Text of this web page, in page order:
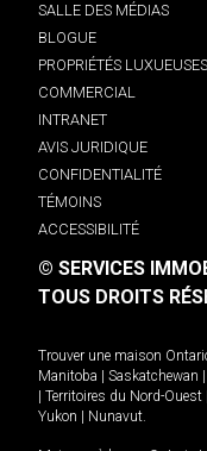
SALLE DES MÉDIAS
BLOGUE
PROPRIÉTÉS LUXUEUSES
COMMERCIAL
INTRANET
AVIS JURIDIQUE
CONFIDENTIALITÉ
TÉMOINS
ACCESSIBILITÉ
© SERVICES
TOUS DROITS
Trouver une maison
Manitoba
Saskatchewan
Territoires du Nord-Ouest
Yukon
Nunavut.